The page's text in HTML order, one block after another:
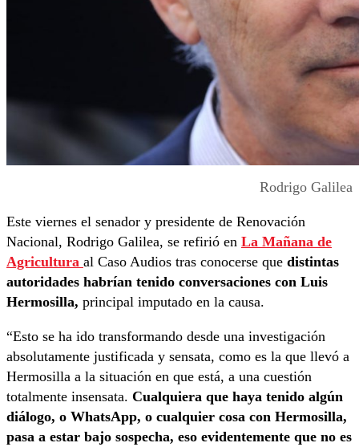
Rodrigo Galilea
Este viernes el senador y presidente de Renovación
Nacional, Rodrigo Galilea, se refirió en La Mañana de
Agricultura al Caso Audios tras conocerse que distintas
autoridades habrían tenido conversaciones con Luis
Hermosilla, principal imputado en la causa.
“Esto se ha ido transformando desde una investigación
absolutamente justificada y sensata, como es la que llevó a
Hermosilla a la situación en que está, a una cuestión
totalmente insensata. Cualquiera que haya tenido algún
diálogo, o WhatsApp, o cualquier cosa con Hermosilla,
pasa a estar bajo sospecha, eso evidentemente que no es